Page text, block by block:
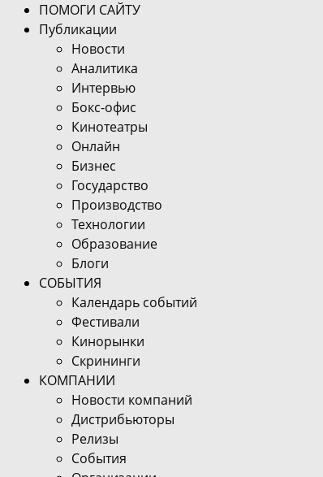
ПОМОГИ САЙТУ
Публикации
Новости
Аналитика
Интервью
Бокс-офис
Кинотеатры
Онлайн
Бизнес
Государство
Производство
Технологии
Образование
Блоги
СОБЫТИЯ
Календарь событий
Фестивали
Кинорынки
Скрининги
КОМПАНИИ
Новости компаний
Дистрибьюторы
Релизы
События